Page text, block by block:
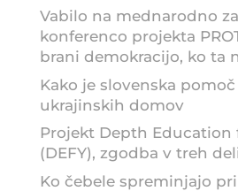
Vabilo na mednarodno
konferenco projekta
brani demokracijo, ko ta
Kako je slovenska
ukrajinskih domov
Projekt Depth Education
(DEFY), zgodba v treh
Ko čebele spreminjajo